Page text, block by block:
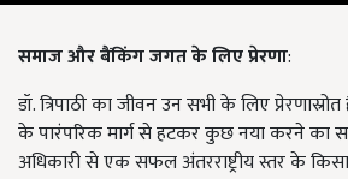
समाज और बैंकिंग जगत के लिए प्रेरणा:
डॉ. त्रिपाठी का जीवन उन सभी के लिए
के पारंपरिक मार्ग से हटकर कुछ नया करने का
अधिकारी से एक सफल अंतरराष्ट्रीय स्तर के